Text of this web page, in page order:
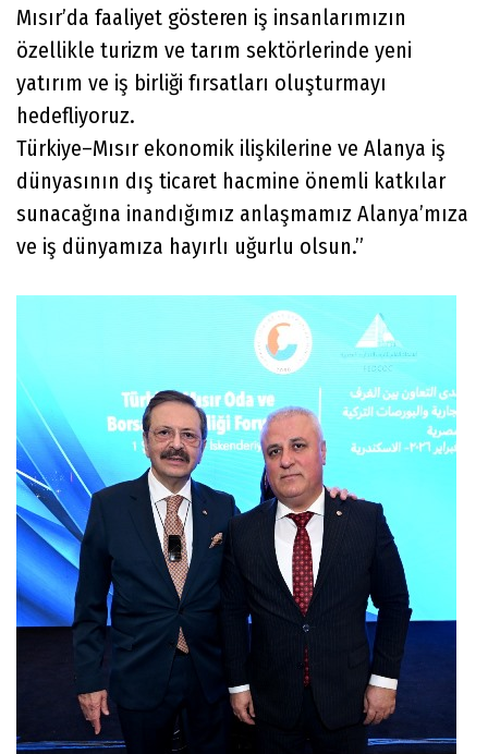
Mısır’da faaliyet gösteren iş insanlarımızın
özellikle turizm ve tarım sektörlerinde yeni
yatırım ve iş birliği fırsatları oluşturmayı
hedefliyoruz.
Türkiye–Mısır ekonomik ilişkilerine ve Alanya iş
dünyasının dış ticaret hacmine önemli katkılar
sunacağına inandığımız anlaşmamız Alanya’mıza
ve iş dünyamıza hayırlı uğurlu olsun.”